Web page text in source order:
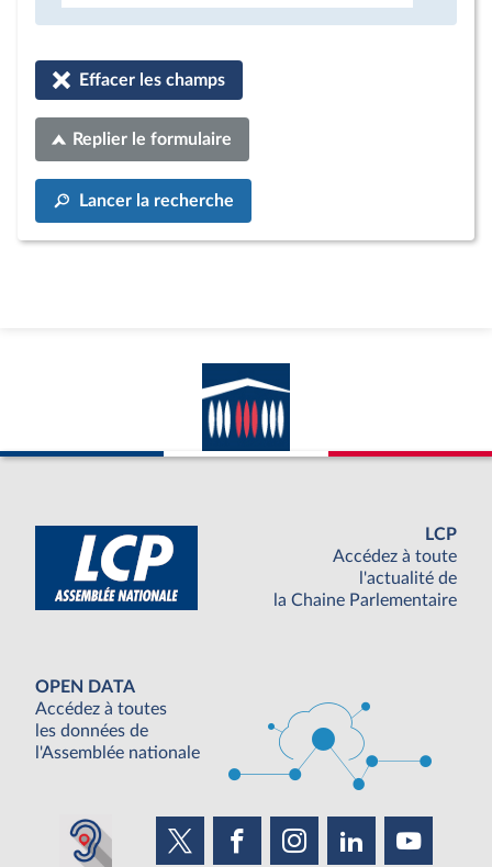
Effacer les champs
Replier le formulaire
Lancer la recherche
LCP
Accédez à toute
l'actualité de
la Chaine Parlementaire
OPEN DATA
Accédez à toutes
les données de
l'Assemblée nationale